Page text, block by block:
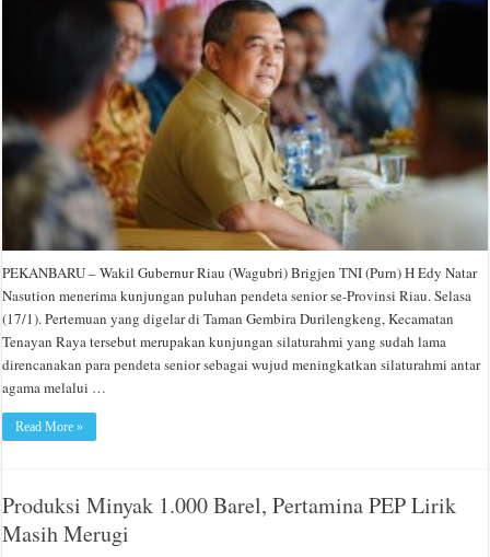
PEKANBARU – Wakil Gubernur Riau (Wagubri) Brigjen TNI (Purn) H Edy Natar
Nasution menerima kunjungan puluhan pendeta senior se-Provinsi Riau. Selasa
(17/1). Pertemuan yang digelar di Taman Gembira Durilengkeng, Kecamatan
Tenayan Raya tersebut merupakan kunjungan silaturahmi yang sudah lama
direncanakan para pendeta senior sebagai wujud meningkatkan silaturahmi antar
agama melalui …
Read More »
Produksi Minyak 1.000 Barel, Pertamina PEP Lirik
Masih Merugi